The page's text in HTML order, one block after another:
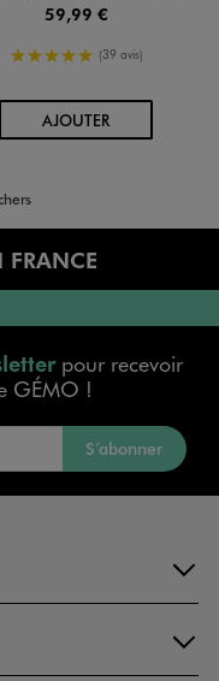
59,99 €
5/5 de moyenne
(39 avis)
AJOUTERAU PANIER
pour recevoir
GÉMO !
S’abonner